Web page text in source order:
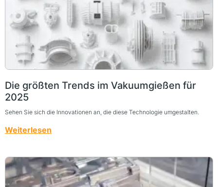
Die größten Trends im Vakuumgießen für
2025
Sehen Sie sich die Innovationen an, die diese Technologie umgestalten.
Weiterlesen